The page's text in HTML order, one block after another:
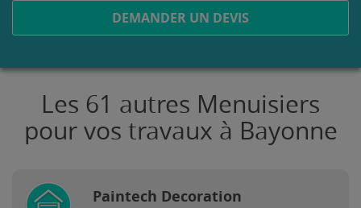
DEMANDER UN DEVIS
Les 61 autres Menuisiers
pour vos travaux à Bayonne
Paintech Decoration